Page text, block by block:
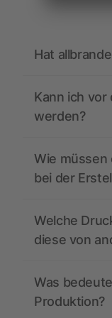
Hat
Kann ich
werden?
Wie müssen
bei der
Welche
diese von
Was
Produktion?